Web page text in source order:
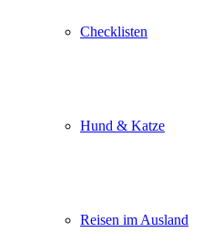
Checklisten
Hund & Katze
Reisen im Ausland